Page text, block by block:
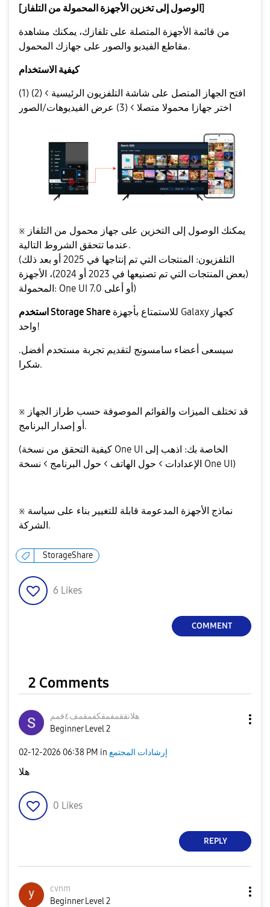
[الوصول إلى تخزين الأجهزة المحمولة من التلفاز]
من قائمة الأجهزة المتصلة على تلفازك، يمكنك مشاهدة
مقاطع الفيديو والصور على جهازك المحمول.
كيفية الاستخدام
(1) افتح الجهاز المتصل على شاشة التلفزيون الرئيسية > (2)
اختر جهازا محمولا متصلا > (3) عرض الفيديوهات/الصور
※ يمكنك الوصول إلى التخزين على جهاز محمول من التلفاز
عندما تتحقق الشروط التالية.
(التلفزيون: المنتجات التي تم إنتاجها في 2025 أو بعد ذلك
(بعض المنتجات التي تم تصنيعها في 2023 أو 2024)، الأجهزة
المحمولة: One UI 7.0 أو أعلى)
استخدم Storage Share للاستمتاع بأجهزة Galaxy كجهاز
واحد!
سيسعى أعضاء سامسونج لتقديم تجربة مستخدم أفضل.
شكرا.
※ قد تختلف الميزات والقوائم الموصوفة حسب طراز الجهاز
أو إصدار البرنامج.
(كيفية التحقق من نسخة One UI الخاصة بك: اذهب إلى
الإعدادات > حول الهاتف > حول البرنامج > نسخة One UI)
※ نماذج الأجهزة المدعومة قابلة للتغيير بناء على سياسة
الشركة.
StorageShare
6 Likes
COMMENT
2 Comments
هلانققمفمقكفمقمف٤فمم
Beginner Level 2
‎02-12-2026 06:38 PM in إرشادات المجتمع
هلا
0 Likes
REPLY
cvnm
Beginner Level 2